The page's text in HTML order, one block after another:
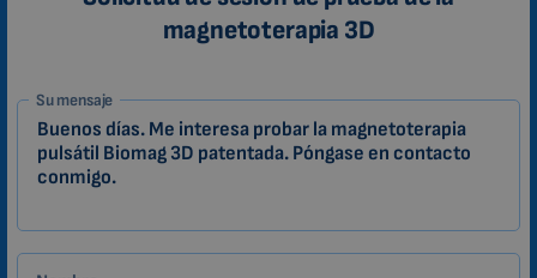
magnetoterapia 3D
1-
ES
Zákazník
Su mensaje